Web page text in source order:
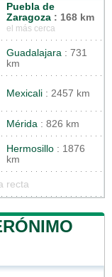
Puebla de
Zaragoza : 168 km
el más cerca
Guadalajara : 731
km
Mexicali : 2457 km
Mérida : 826 km
Hermosillo : 1876
km
recta